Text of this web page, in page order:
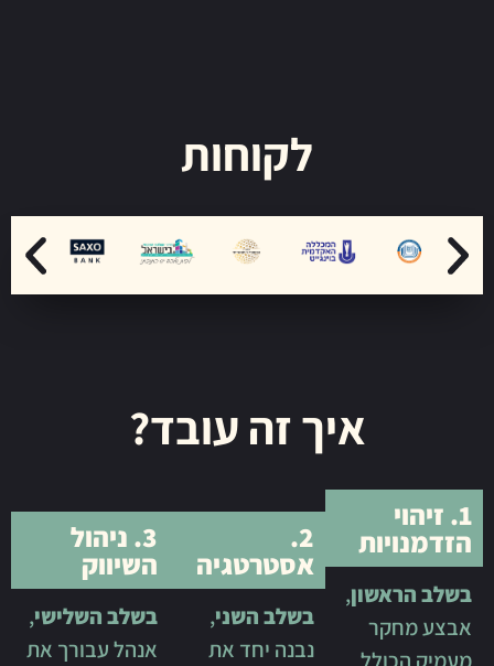
לקוחות
איך זה עובד?
,
2.
אסטרטגיה
בשלב השני
נבנה יחד את
השיווק
בשלב השלישי,
אנהל עבורך את